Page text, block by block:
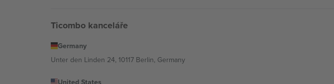
Ticombo kanceláře
Germany
Unter den Linden 24, 10117 Berlin, Germany
United States